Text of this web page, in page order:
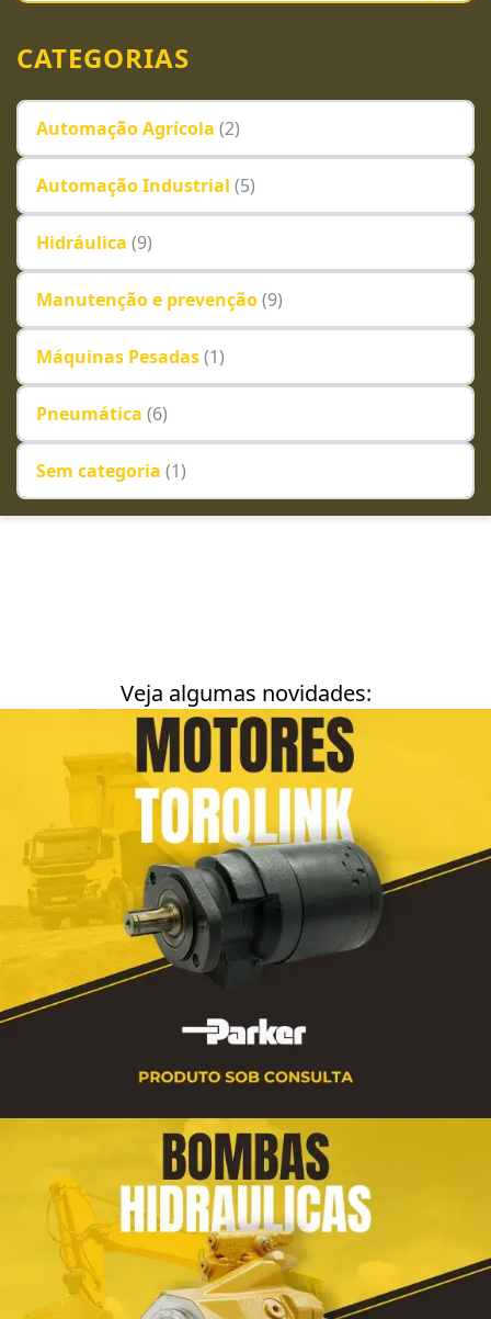
CATEGORIAS
Automação Agrícola (2)
Automação Industrial (5)
Hidráulica (9)
Manutenção e prevenção(9)
Máquinas Pesadas(1)
Pneumática (6)
Sem categoria (1)
Veja algumas novidades: